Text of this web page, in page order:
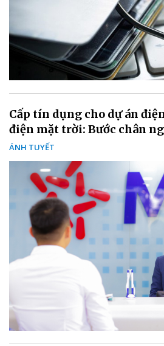
Cấp tín dụng cho dự án
điện mặt trời: Bước chân
ÁNH TUYẾT